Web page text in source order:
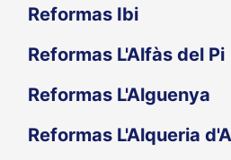
Reformas Ibi
Reformas L'Alfàs del Pi
Reformas L'Alguenya
Reformas L'Alqueria